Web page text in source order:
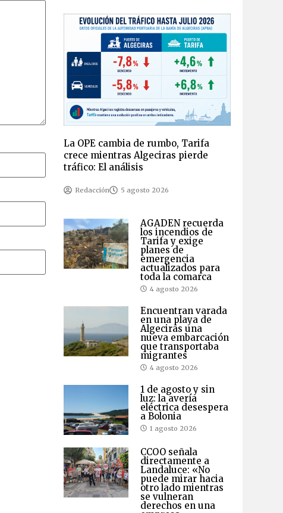
La OPE cambia de rumbo, Tarifa
crece mientras Algeciras pierde
tráfico: El análisis
Redacción 5 agosto 2026
AGADEN recuerda
los incendios de
Tarifa y exige
planes de
emergencia
actualizados para
toda la comarca
4 agosto 2026
Encuentran varada
en una playa de
Algeciras una
nueva embarcación
que transportaba
migrantes
4 agosto 2026
1 de agosto y sin
luz: la avería
eléctrica desespera
a Bolonia
1 agosto 2026
CCOO señala
directamente a
Landaluce: «No
puede mirar hacia
otro lado mientras
se vulneran
derechos en una